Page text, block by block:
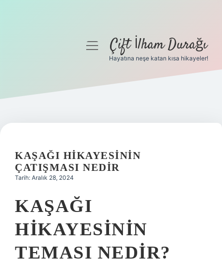
Gizlilik Politikası
Yasal Uyarı
menüyüÇift İlham Durağı
Hayatına neşe katan kısa hikayeler!
KAŞAĞI HIKAYESININ
ÇATIŞMASI NEDIR
Tarih: Aralık 28, 2024
KAŞAĞI
HIKAYESININ
TEMASI NEDIR?